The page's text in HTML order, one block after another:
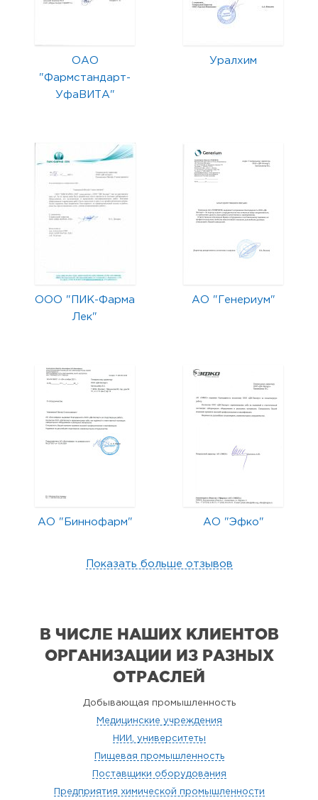
ОАО
"Фармстандарт-
УфаВИТА"
Уралхим
ООО "ПИК-Фарма
Лек"
АО "Генериум"
АО "Биннофарм" АО "Эфко"
Показать больше отзывов
В ЧИСЛЕ НАШИХ КЛИЕНТОВ
ОРГАНИЗАЦИИ ИЗ РАЗНЫХ
ОТРАСЛЕЙ
Добывающая промышленность
Медицинские учреждения
НИИ, университеты
Пищевая промышленность
Поставщики оборудования
Предприятия химической промышленности